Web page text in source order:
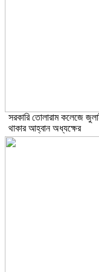
সরকারি তোলারাম কলেজে
থাকার আহ্বান অধ্যক্ষের